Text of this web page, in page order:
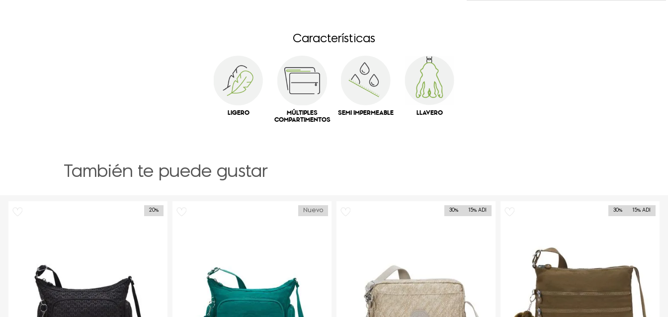
Características
LIGERO
MÚLTIPLES
COMPARTIMENTOS
SEMI IMPERMEABLE LLAVERO
También te puede gustar
20% Nuevo 30% 15% ADI 30% 15% ADI